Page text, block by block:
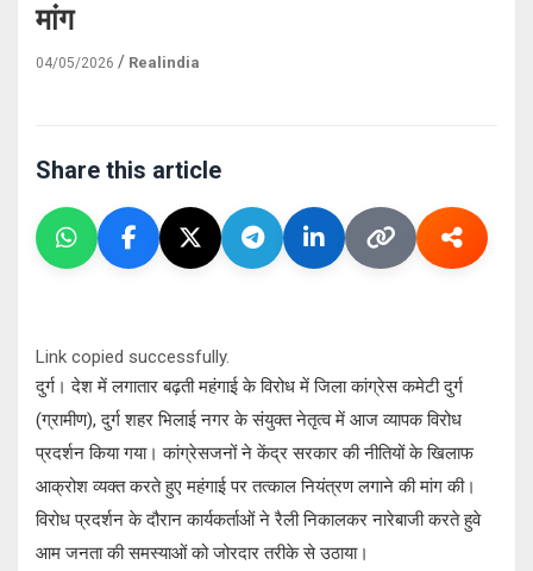
मांग
04/05/2026 Realindia
Share this article
Link copied successfully.
दुर्ग। देश में लगातार बढ़ती महंगाई के विरोध में जिला कांग्रेस कमेटी दुर्ग
(ग्रामीण), दुर्ग शहर भिलाई नगर के संयुक्त नेतृत्व में आज व्यापक विरोध
प्रदर्शन किया गया। कांग्रेसजनों ने केंद्र सरकार की नीतियों के खिलाफ
आक्रोश व्यक्त करते हुए महंगाई पर तत्काल नियंत्रण लगाने की मांग की।
विरोध प्रदर्शन के दौरान कार्यकर्ताओं ने रैली निकालकर नारेबाजी करते हुवे
आम जनता की समस्याओं को जोरदार तरीके से उठाया।